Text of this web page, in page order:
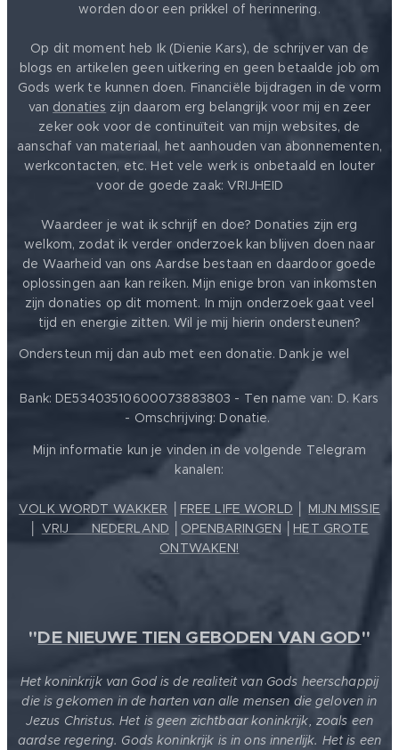
worden door een prikkel of herinnering.
Op dit moment heb Ik (Dienie Kars), de schrijver van de
blogs en artikelen geen uitkering en geen betaalde job om
Gods werk te kunnen doen. Financiële bijdragen in de vorm
van donaties zijn daarom erg belangrijk voor mij en zeer
zeker ook voor de continuïteit van mijn websites, de
aanschaf van materiaal, het aanhouden van abonnementen,
werkcontacten, etc. Het vele werk is onbetaald en louter
voor de goede zaak: VRIJHEID ❤️
Waardeer je wat ik schrijf en doe? Donaties zijn erg
welkom, zodat ik verder onderzoek kan blijven doen naar
de Waarheid van ons Aardse bestaan en daardoor goede
oplossingen aan kan reiken. Mijn enige bron van inkomsten
zijn donaties op dit moment. In mijn onderzoek gaat veel
tijd en energie zitten. Wil je mij hierin ondersteunen?
Ondersteun mij dan aub met een donatie. Dank je wel
Bank: DE53403510600073883803 - Ten name van: D. Kars
- Omschrijving: Donatie.
Mijn informatie kun je vinden in de volgende Telegram
kanalen:
VOLK WORDT WAKKER FREE LIFE WORLD
MIJN MISSIE
VRIJ ❤️ NEDERLAND OPENBARINGEN
HET GROTE
ONTWAKEN!
"DE NIEUWE TIEN GEBODEN VAN GOD"
Het koninkrijk van God is de realiteit van Gods heerschappij
die is gekomen in de harten van alle mensen die geloven in
Jezus Christus. Het is geen zichtbaar koninkrijk, zoals een
aardse regering. Gods koninkrijk is in ons innerlijk. Het is een